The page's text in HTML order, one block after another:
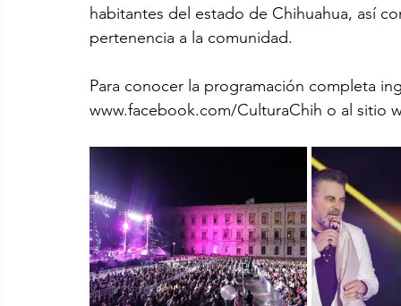
habitantes del estado de Chihuahua, así
pertenencia a la comunidad.
Para conocer la programación completa
www.facebook.com/CulturaChih o al sitio